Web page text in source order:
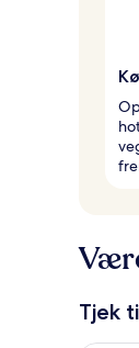
Tjek